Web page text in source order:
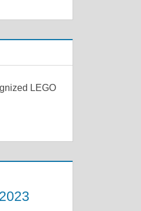
LEGO
2023